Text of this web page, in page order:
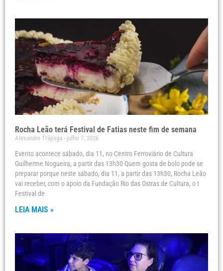
Rocha Leão terá Festival de Fatias neste fim de semana
Alexandre Trápaga julho 7, 2026
Evento acontece sábado, dia 11, no Centro Ferroviário de Cultura
Guilherme Nogueira, a partir das 13h30 Quem gosta de bolo pode se
preparar porque neste sábado, dia 11, a partir das 13h30, Rocha Leão
vai receber, com o apoio da Fundação Rio das Ostras de Cultura, o I
Festival de
LEIA MAIS »